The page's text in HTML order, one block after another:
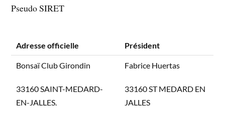
Pseudo SIRET
Adresse officielle Président
Bonsaï Club Girondin
33160 SAINT-MEDARD-
EN-JALLES.
Fabrice Huertas
33160 ST MEDARD EN
JALLES